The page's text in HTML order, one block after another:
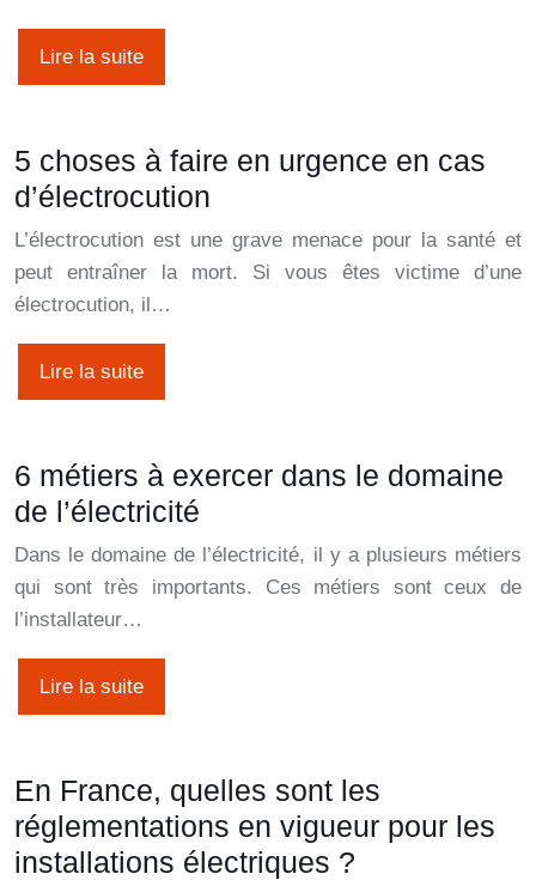
Lire la suite
5 choses à faire en urgence en cas
d’électrocution
L’électrocution est une grave menace pour la santé et
peut entraîner la mort. Si vous êtes victime d’une
électrocution, il…
Lire la suite
6 métiers à exercer dans le domaine
de l’électricité
Dans le domaine de l’électricité, il y a plusieurs métiers
qui sont très importants. Ces métiers sont ceux de
l’installateur…
Lire la suite
En France, quelles sont les
réglementations en vigueur pour les
installations électriques ?